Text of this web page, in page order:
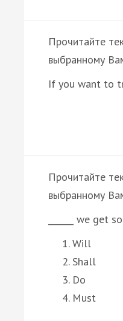
Прочитайте
выбранному
If you want to
Прочитайте
выбранному
______ we get
Will
Shall
Do
Must